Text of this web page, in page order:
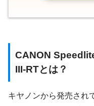
CANON
III-RTとは？
キヤノンから発売され